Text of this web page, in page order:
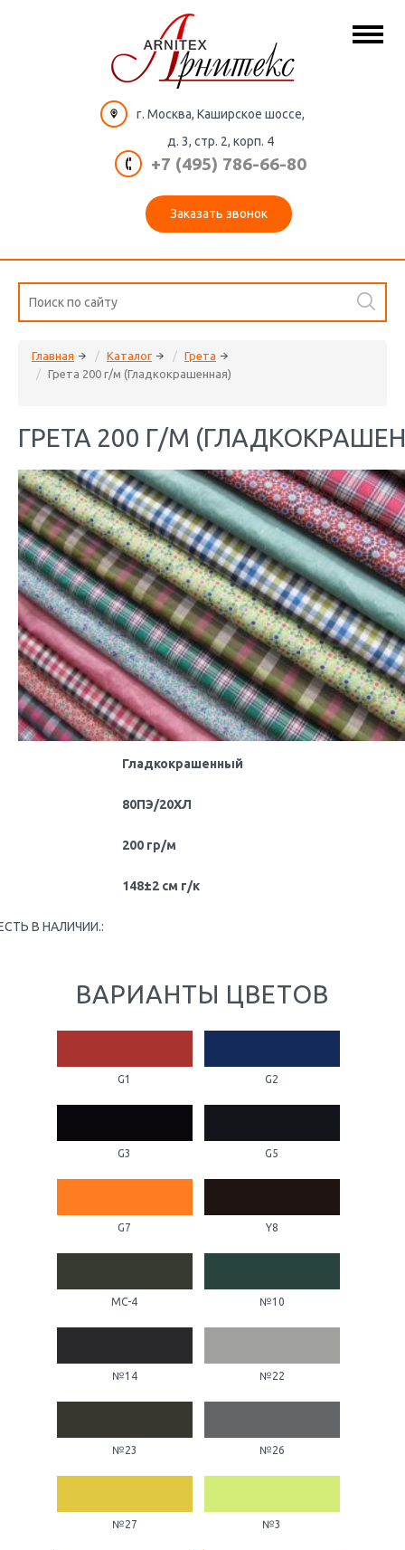
г. Москва, Каширское шоссе,
д. 3, стр. 2, корп. 4
+7 (495) 786-66-80
Заказать звонок
Главная Каталог
Грета
Грета 200 г/м (Гладкокрашенная)
ГРЕТА 200 Г/М
Гладкокрашенный
80ПЭ/20ХЛ
200 гр/м
148±2 см г/к
В НАЛИЧИИ.:
ВАРИАНТЫ ЦВЕТОВ
G1 G2
G3 G5
G7 Y8
МС-4 №10
№14 №22
№23 №26
№27 №3